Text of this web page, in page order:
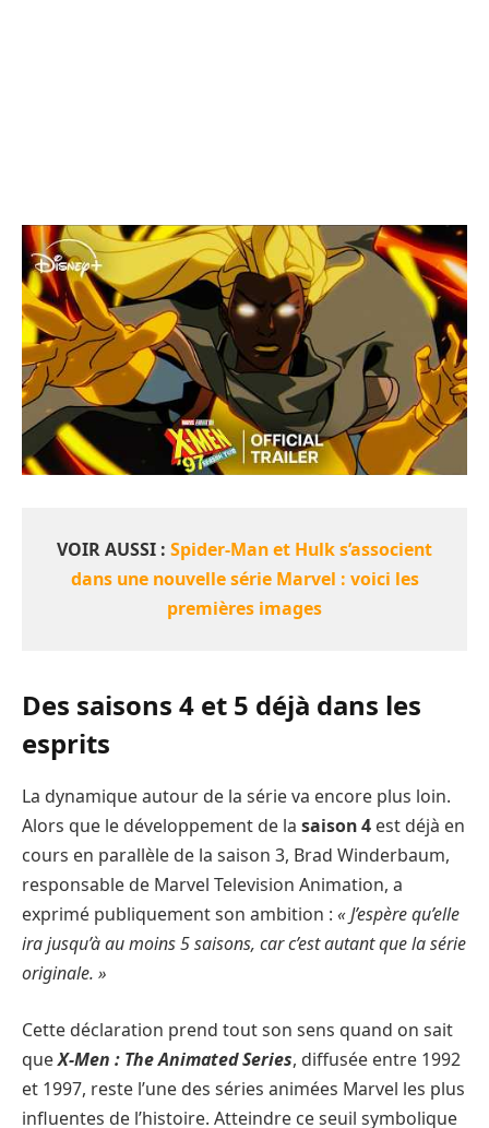
VOIR AUSSI : Spider-Man et Hulk s’associent
dans une nouvelle série Marvel : voici les
premières images
Des saisons 4 et 5 déjà dans les
esprits
La dynamique autour de la série va encore plus loin.
Alors que le développement de la saison 4 est déjà en
cours en parallèle de la saison 3, Brad Winderbaum,
responsable de Marvel Television Animation, a
exprimé publiquement son ambition : « J’espère qu’elle
ira jusqu’à au moins 5 saisons, car c’est autant que la série
originale. »
Cette déclaration prend tout son sens quand on sait
queX-Men : The Animated Series, diffusée entre 1992
et 1997, reste l’une des séries animées Marvel les plus
influentes de l’histoire. Atteindre ce seuil symbolique